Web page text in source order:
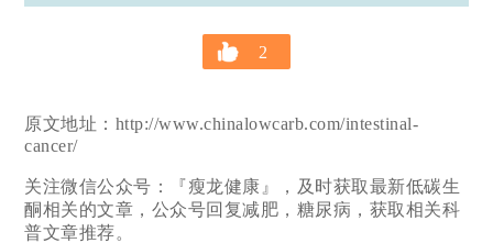
2
原文地址：http://www.chinalowcarb.com/intestinal-
cancer/
关注微信公众号：『瘦龙健康』，及时获取最新低碳生
酮相关的文章，公众号回复减肥，糖尿病，获取相关科
普文章推荐。